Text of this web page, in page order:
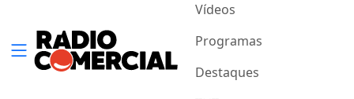
Vídeos
Programas
Destaques